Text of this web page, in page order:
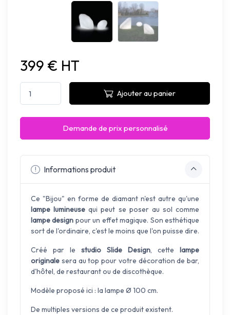
399 € HT
Ajouter au panier
Demande de prix personnalisé
Informations produit
Ce "Bijou" en forme de diamant n'est autre qu'une
lampe lumineuse qui peut se poser au sol comme
lampe design pour un effet magique. Son esthétique
sort de l'ordinaire, c'est le moins que l'on puisse dire.
Créé par le studio Slide Design, cette lampe
originale sera au top pour votre décoration de bar,
d'hôtel, de restaurant ou de discothèque.
Modèle proposé ici : la lampe Ø 100 cm.
De multiples versions de ce produit existent.